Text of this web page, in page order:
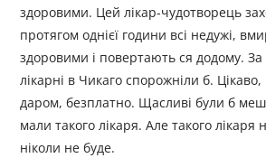
здоровими. Цей лікар-чудотворець
протягом однієї години всі недужі,
здоровими і повертають ся додому. За
лікарні в Чикаго спорожніли б.
даром, безплатно. Щасливі були б
мали такого лікаря. Але такого лікаря
ніколи не буде.